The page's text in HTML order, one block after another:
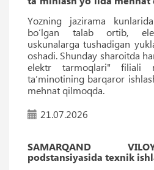
Yozning jazirama
bo‘lgan talab ortib,
uskunalarga tushadigan
oshadi. Shunday sharoitda
elektr tarmoqlari" filiali
ta’minotining barqaror
mehnat qilmoqda.
21.07.2026
SAMARQAND
podstansiyasida texnik